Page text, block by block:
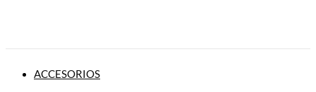
ACCESORIOS